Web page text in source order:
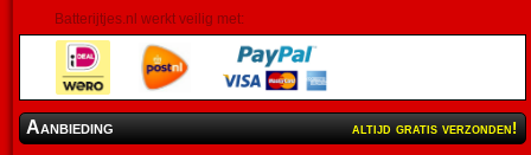
Batterijtjes.nl werkt veilig met:
Aanbieding altijd gratis verzonden!